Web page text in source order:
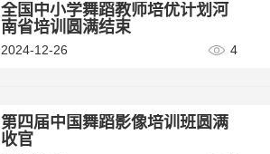
全国中小学舞蹈教师培优计划河
南省培训圆满结束
2024-12-26 4
第四届中国舞蹈影像培训班圆满
收官